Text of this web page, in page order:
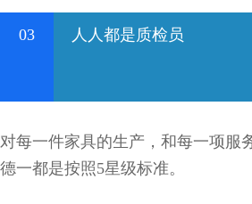
03 人人都是质检员
对每一件家具的生产，和每一项服
德一都是按照5星级标准。